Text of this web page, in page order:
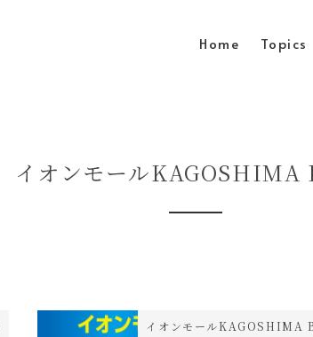
Home Topics
イオンモールKAGOSHIMA
イオンモールKAGOSHIMA